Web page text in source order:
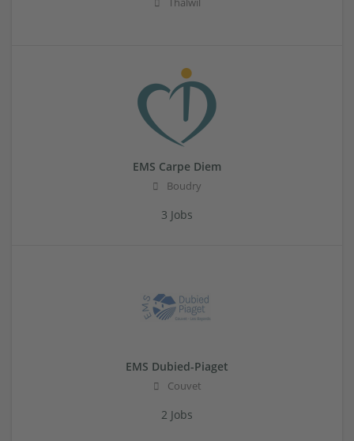
EMS Carpe Diem
Boudry
3 Jobs
EMS Dubied-Piaget
Couvet
2 Jobs